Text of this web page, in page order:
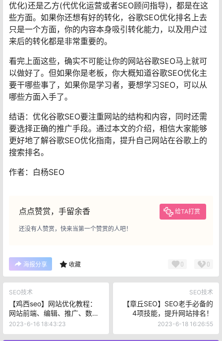
优化)还是乙方(代优化运营或者SEO顾问指导)，都是在这
些方面。如果你还想有好的转化，谷歌SEO优化排名上去
只是一个方面，你的内容本身吸引转化能力，以及用户过
来后的转化都是非常重要的。
看完上面这些，确实不可能让你的网站谷歌SEO马上就可
以做好了。但如果你是老板，你大概知道谷歌SEO优化主
要干哪些事了，如果你是学习者，要想学习SEO，可以从
哪些方面入手了。
结语：优化谷歌SEO要注重网站的结构和内容，同时还需
要选择正确的推广手段。通过本文的介绍，相信大家能够
更好地了解谷歌SEO优化指南，提升自己网站在谷歌上的
搜索排名。
作者：白杨SEO
点点赞赏，手留余香 给TA打赏
还没有人赞赏，快来当第一个赞赏的人吧！
海报分享 收藏 0 0
SEO技术
【鸡西seo】网站优化教程：
网站前端、编辑、推广、数据
分析全攻略
2023-6-16 18:43:23
SEO技术
【章丘SEO】SEO老手必备的
4项技能，提升网站排名！
2023-6-18 16:26:55